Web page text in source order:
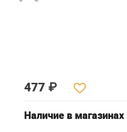
477 ₽
Наличие в магазинах